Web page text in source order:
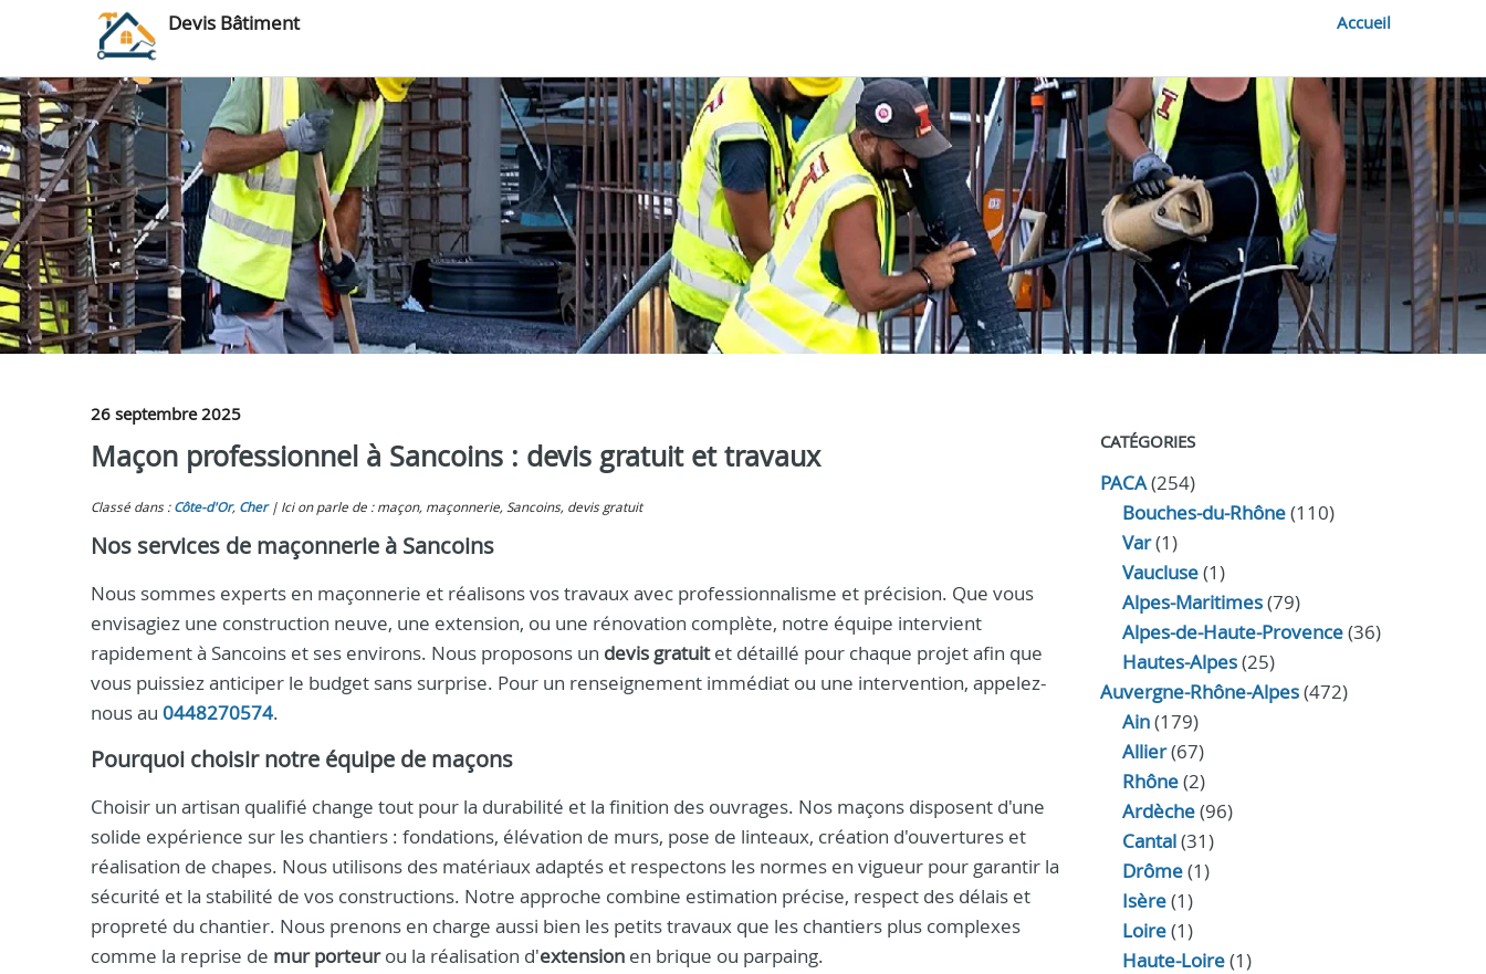
Devis Bâtiment Accueil
26 septembre 2025
Maçon professionnel à Sancoins : devis gratuit et travaux
Classé dans : Côte-d'Or, Cher Ici on parle de : maçon, maçonnerie, Sancoins, devis gratuit
Nos services de maçonnerie à Sancoins
Nous sommes experts en maçonnerie et réalisons vos travaux avec professionnalisme et précision. Que vous
envisagiez une construction neuve, une extension, ou une rénovation complète, notre équipe intervient
rapidement à Sancoins et ses environs. Nous proposons un devis gratuitet détaillé pour chaque projet afin que
vous puissiez anticiper le budget sans surprise. Pour un renseignement immédiat ou une intervention, appelez-
nous au 0448270574.
Pourquoi choisir notre équipe de maçons
Choisir un artisan qualifié change tout pour la durabilité et la finition des ouvrages. Nos maçons disposent d'une
solide expérience sur les chantiers : fondations, élévation de murs, pose de linteaux, création d'ouvertures et
réalisation de chapes. Nous utilisons des matériaux adaptés et respectons les normes en vigueur pour garantir la
sécurité et la stabilité de vos constructions. Notre approche combine estimation précise, respect des délais et
propreté du chantier. Nous prenons en charge aussi bien les petits travaux que les chantiers plus complexes
comme la reprise de mur porteurou la réalisation d'extension en brique ou parpaing.
CATÉGORIES
PACA(254)
Bouches-du-Rhône(110)
Var(1)
Vaucluse(1)
Alpes-Maritimes(79)
Alpes-de-Haute-Provence(36)
Hautes-Alpes(25)
Auvergne-Rhône-Alpes(472)
Ain(179)
Allier(67)
Rhône(2)
Ardèche(96)
Cantal(31)
Drôme(1)
Isère(1)
Loire(1)
Haute-Loire(1)